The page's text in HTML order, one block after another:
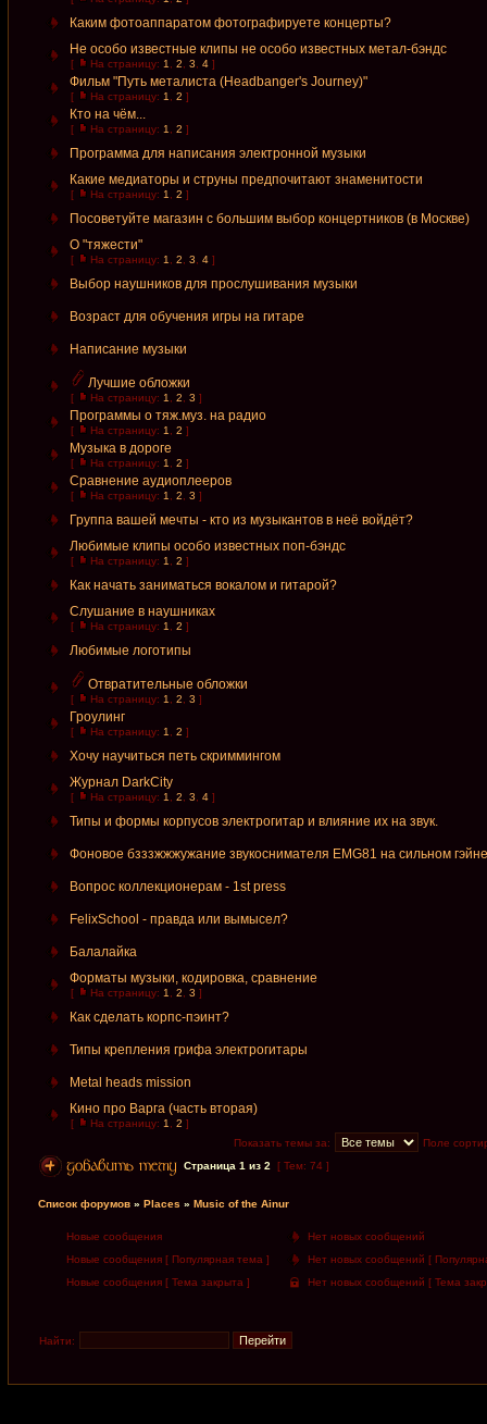
Каким фотоаппаратом фотографируете концерты?
Не особо известные клипы не особо известных метал-бэндс
[ На страницу: 1 2 3 4 ]
Фильм "Путь металиста (Headbanger's Journey)"
[ На страницу: 1 2 ]
Кто на чём...
[ На страницу: 1 2 ]
Программа для написания электронной музыки
Какие медиаторы и струны предпочитают знаменитости
[ На страницу: 1 2 ]
Посоветуйте магазин с большим выбор концертников (в Москве)
О "тяжести"
[ На страницу: 1 2 3 4 ]
Выбор наушников для прослушивания музыки
Возраст для обучения игры на гитаре
Написание музыки
Лучшие обложки
[ На страницу: 1 2 3 ]
Программы о тяж.муз. на радио
[ На страницу: 1 2 ]
Музыка в дороге
[ На страницу: 1 2 ]
Сравнение аудиоплееров
[ На страницу: 1 2 3 ]
Группа вашей мечты - кто из музыкантов в неё войдёт?
Любимые клипы особо известных поп-бэндс
[ На страницу: 1 2 ]
Как начать заниматься вокалом и гитарой?
Слушание в наушниках
[ На страницу: 1 2 ]
Любимые логотипы
Отвратительные обложки
[ На страницу: 1 2 3 ]
Гроулинг
[ На страницу: 1 2 ]
Хочу научиться петь скриммингом
Журнал DarkCity
[ На страницу: 1 2 3 4 ]
Типы и формы корпусов электрогитар и влияние их на звук.
Фоновое бзззжжжужание звукоснимателя EMG81 на сильном
Вопрос коллекционерам - 1st press
FelixSchool - правда или вымысел?
Балалайка
Форматы музыки, кодировка, сравнение
[ На страницу: 1 2 3 ]
Как сделать корпс-пэинт?
Типы крепления грифа электрогитары
Metal heads mission
Кино про Вaргa (часть вторая)
[ На страницу: 1 2 ]
Показать темы за:
Поле
Страница 1 из 2 [ Тем: 74 ]
Список форумов » Places » Music of the Ainur
Новые сообщения
Нет новых сообщений
Новые сообщения [ Популярная тема ]
Нет новых сообщений [
Новые сообщения [ Тема закрыта ]
Нет новых сообщений [ Тема
Найти: